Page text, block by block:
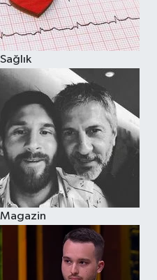
Sağlık
Magazin
Spor
Çocuk
Eğitim
Hava Durumu
Kadın
Kim kimdir?
Kültür Sanat